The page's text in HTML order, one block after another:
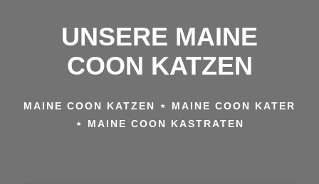
UNSERE MAINE
COON KATZEN
MAINE COON KATZEN ⋆ MAINE COON KATER
⋆ MAINE COON KASTRATEN